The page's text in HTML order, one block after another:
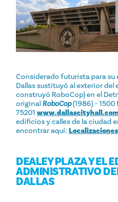
Considerado futurista para
Dallas sustituyó al exterior del
construyó RoboCop) en el
original RoboCop(1986) - 1500
75201
edificios y calles de la ciudad
encontrar aquí:
DEALEY PLAZA Y EL
ADMINISTRATIVO
DALLAS